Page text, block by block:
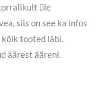
üle
siis on see ka infos
kõik tooted läbi.
äärest ääreni.